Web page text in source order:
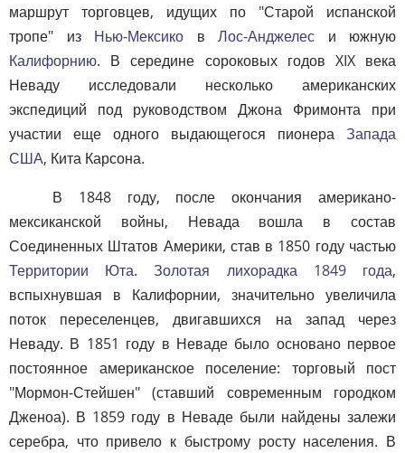
маршрут торговцев, идущих по "Старой испанской
тропе" из Нью-Мексико в Лос-Анджелес и южную
Калифорнию. В середине сороковых годов XIX века
Неваду исследовали несколько американских
экспедиций под руководством Джона Фримонта при
участии еще одного выдающегося пионера Запада
США, Кита Карсона.
В 1848 году, после окончания американо-
мексиканской войны, Невада вошла в состав
Соединенных Штатов Америки, став в 1850 году частью
Территории Юта.Золотая лихорадка 1849 года,
вспыхнувшая в Калифорнии, значительно увеличила
поток переселенцев, двигавшихся на запад через
Неваду. В 1851 году в Неваде было основано первое
постоянное американское поселение: торговый пост
"Мормон-Стейшен" (ставший современным городком
Дженоа). В 1859 году в Неваде были найдены залежи
серебра, что привело к быстрому росту населения. В